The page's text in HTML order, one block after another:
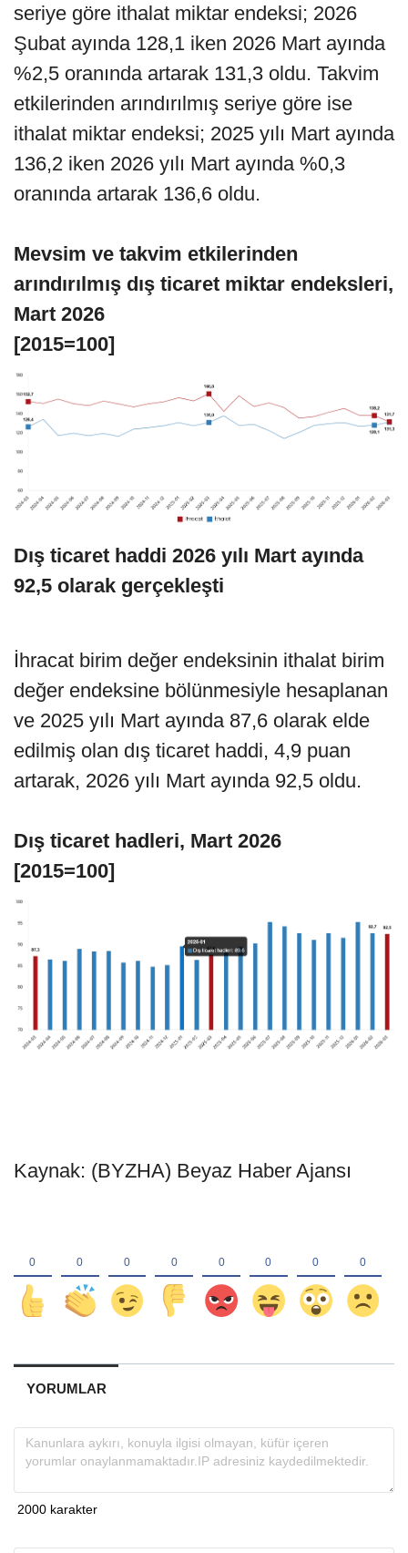
seriye göre ithalat miktar endeksi; 2026
Şubat ayında 128,1 iken 2026 Mart ayında
%2,5 oranında artarak 131,3 oldu. Takvim
etkilerinden arındırılmış seriye göre ise
ithalat miktar endeksi; 2025 yılı Mart ayında
136,2 iken 2026 yılı Mart ayında %0,3
oranında artarak 136,6 oldu.
Mevsim ve takvim etkilerinden
arındırılmış dış ticaret miktar endeksleri,
Mart 2026
[2015=100]
Dış ticaret haddi 2026 yılı Mart ayında
92,5 olarak gerçekleşti
İhracat birim değer endeksinin ithalat birim
değer endeksine bölünmesiyle hesaplanan
ve 2025 yılı Mart ayında 87,6 olarak elde
edilmiş olan dış ticaret haddi, 4,9 puan
artarak, 2026 yılı Mart ayında 92,5 oldu.
Dış ticaret hadleri, Mart 2026
[2015=100]
Kaynak: (BYZHA) Beyaz Haber Ajansı
YORUMLAR